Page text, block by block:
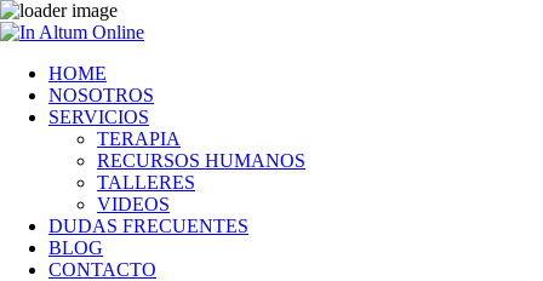
HOME
NOSOTROS
SERVICIOS
TERAPIA
RECURSOS HUMANOS
TALLERES
VIDEOS
DUDAS FRECUENTES
BLOG
CONTACTO